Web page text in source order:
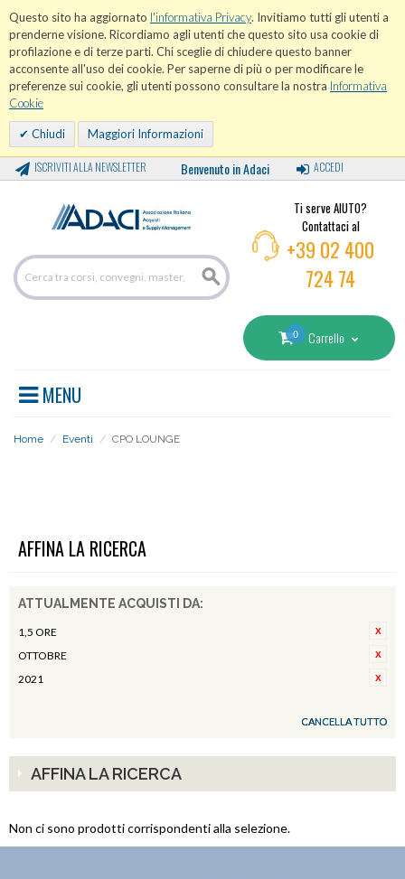
Questo sito ha aggiornato l'informativa Privacy. Invitiamo tutti gli utenti a
prenderne visione. Ricordiamo agli utenti che questo sito usa cookie di
profilazione e di terze parti. Chi sceglie di chiudere questo banner
acconsente all'uso dei cookie. Per saperne di più o per modificare le
preferenze sui cookie, gli utenti possono consultare la nostra Informativa
Cookie
Chiudi Maggiori Informazioni
ISCRIVITI ALLA NEWSLETTER Benvenuto in Adaci ACCEDI
Ti serve AIUTO?
Contattaci al
+39 02 400
724 74
0 Carrello
MENU
Home / Eventi / CPO LOUNGE
AFFINA LA RICERCA
ATTUALMENTE ACQUISTI DA:
1,5 ORE
OTTOBRE
2021
CANCELLA TUTTO
AFFINA LA RICERCA
Non ci sono prodotti corrispondenti alla selezione.